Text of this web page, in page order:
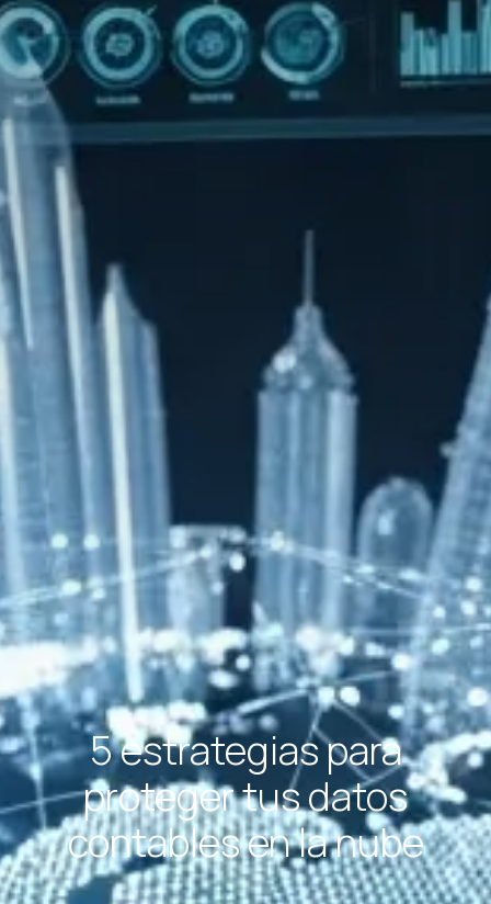
5 estrategias para
proteger tus datos
contables en la nube